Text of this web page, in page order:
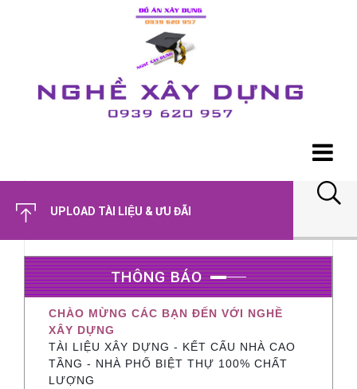
UPLOAD TÀI LIỆU & ƯU ĐÃI
THÔNG BÁO
CHÀO MỪNG CÁC BẠN ĐẾN VỚI NGHỀ
XÂY DỰNG
TÀI LIỆU XÂY DỰNG - KẾT CẤU NHÀ CAO
TẦNG - NHÀ PHỐ BIỆT THỰ 100% CHẤT
LƯỢNG